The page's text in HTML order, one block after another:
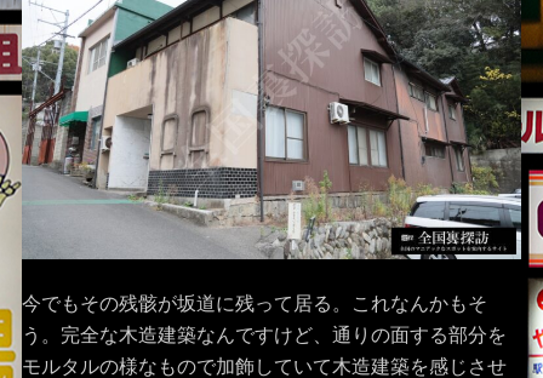
今でもその残骸が坂道に残って居る。これなんかもそ
う。完全な木造建築なんですけど、通りの面する部分を
モルタルの様なもので加飾していて木造建築を感じさせ